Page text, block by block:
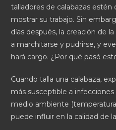
talladores de calabazas estén
mostrar su trabajo. Sin
días después, la creación de
a marchitarse y pudrirse, y
hará cargo. ¿Por qué pasó
Cuando talla una calabaza,
más susceptible a
medio ambiente
puede influir en la calidad de